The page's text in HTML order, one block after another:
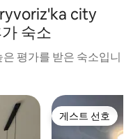
city
숙소
평가를 받은 숙소입니
게스트 선호
게스트 선호